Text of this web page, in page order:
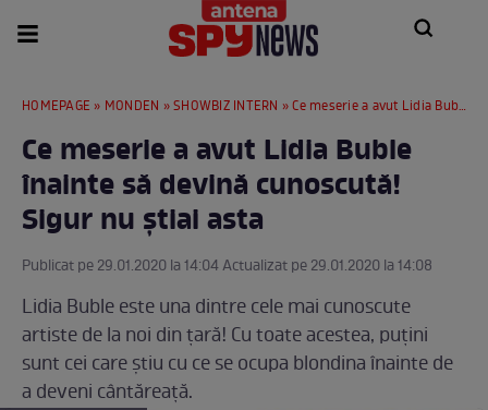
HOMEPAGE » MONDEN »SHOWBIZ INTERN » Ce meserie a avut Lidia Buble înainte să devină cunoscută! Sigur nu ştiai asta
Ce meserie a avut Lidia Buble
înainte să devină cunoscută!
Sigur nu ştiai asta
Publicat pe 29.01.2020 la 14:04 Actualizat pe 29.01.2020 la 14:08
Lidia Buble este una dintre cele mai cunoscute
artiste de la noi din ţară! Cu toate acestea, puţini
sunt cei care ştiu cu ce se ocupa blondina înainte de
a deveni cântăreaţă.